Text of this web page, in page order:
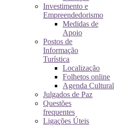
Investimento e
Empreendedorismo
Medidas de
Apoio
Postos de
Informação
Turística
Localização
Folhetos online
Agenda Cultural
Julgados de Paz
Questões
frequentes
Ligações Úteis